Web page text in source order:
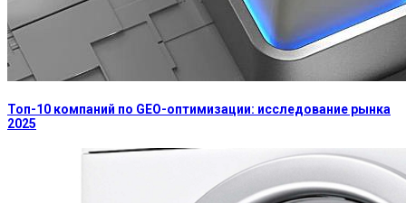
Топ-10 компаний по GEO-оптимизации: исследование рынка
2025